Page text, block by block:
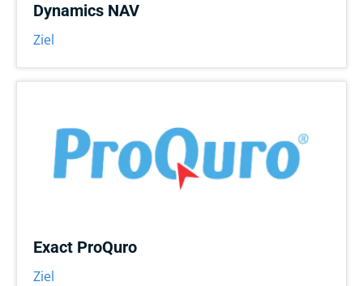
Dynamics NAV
Ziel
Exact ProQuro
Ziel